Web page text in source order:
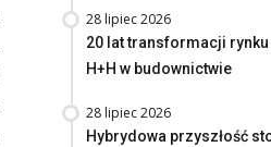
28 lipiec 2026
20 lat transformacji
H+H w budownictwie
28 lipiec 2026
Hybrydowa przyszłość